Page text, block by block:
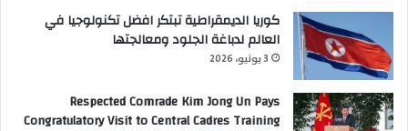
كوريا الديمقراطية تبتكر افضل تكنولوجيا في
العالم لدباغة الجلود ومعالجتها
3 يونيو، 2026
Respected Comrade Kim Jong Un Pays
Congratulatory Visit to Central Cadres Training